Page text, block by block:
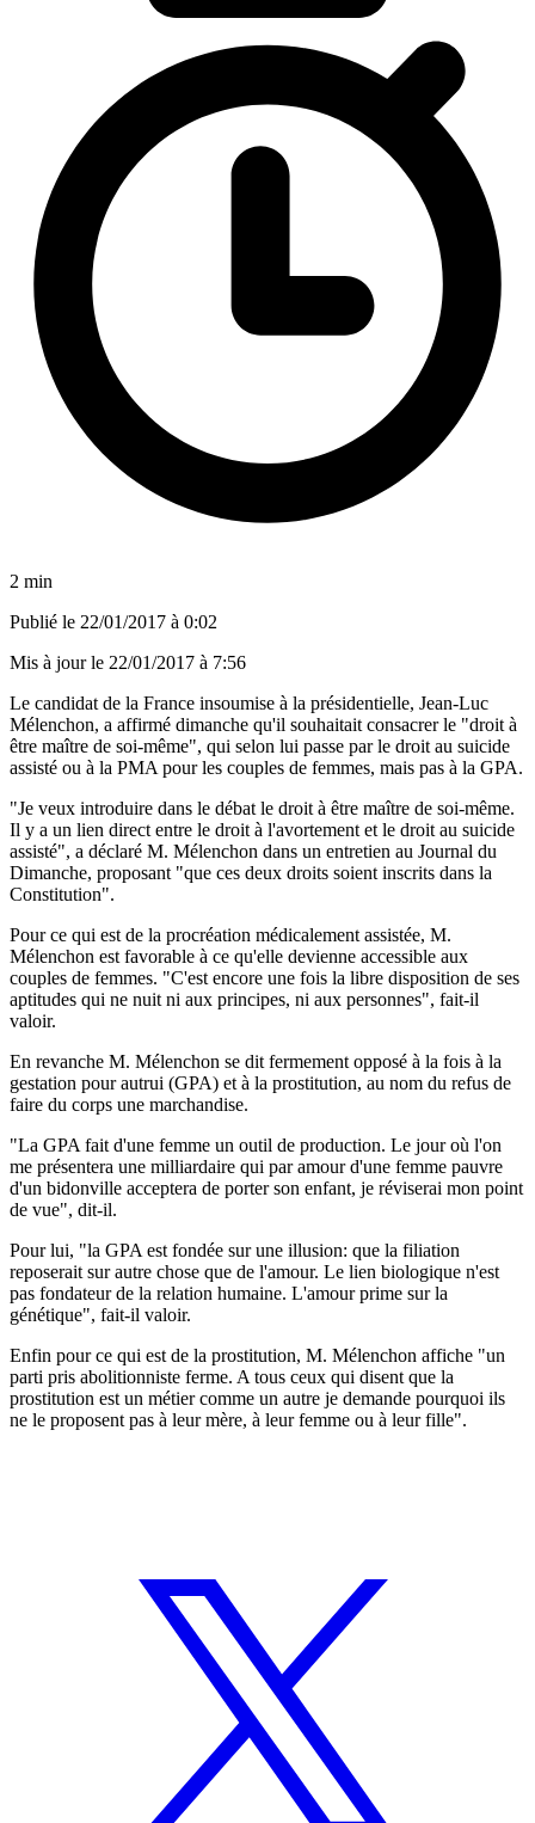
2 min
Publié le 22/01/2017 à 0:02
Mis à jour le 22/01/2017 à 7:56
Le candidat de la France insoumise à la présidentielle, Jean-Luc
Mélenchon, a affirmé dimanche qu'il souhaitait consacrer le "droit à
être maître de soi-même", qui selon lui passe par le droit au suicide
assisté ou à la PMA pour les couples de femmes, mais pas à la GPA.
"Je veux introduire dans le débat le droit à être maître de soi-même.
Il y a un lien direct entre le droit à l'avortement et le droit au suicide
assisté", a déclaré M. Mélenchon dans un entretien au Journal du
Dimanche, proposant "que ces deux droits soient inscrits dans la
Constitution".
Pour ce qui est de la procréation médicalement assistée, M.
Mélenchon est favorable à ce qu'elle devienne accessible aux
couples de femmes. "C'est encore une fois la libre disposition de ses
aptitudes qui ne nuit ni aux principes, ni aux personnes", fait-il
valoir.
En revanche M. Mélenchon se dit fermement opposé à la fois à la
gestation pour autrui (GPA) et à la prostitution, au nom du refus de
faire du corps une marchandise.
"La GPA fait d'une femme un outil de production. Le jour où l'on
me présentera une milliardaire qui par amour d'une femme pauvre
d'un bidonville acceptera de porter son enfant, je réviserai mon point
de vue", dit-il.
Pour lui, "la GPA est fondée sur une illusion: que la filiation
reposerait sur autre chose que de l'amour. Le lien biologique n'est
pas fondateur de la relation humaine. L'amour prime sur la
génétique", fait-il valoir.
Enfin pour ce qui est de la prostitution, M. Mélenchon affiche "un
parti pris abolitionniste ferme. A tous ceux qui disent que la
prostitution est un métier comme un autre je demande pourquoi ils
ne le proposent pas à leur mère, à leur femme ou à leur fille".